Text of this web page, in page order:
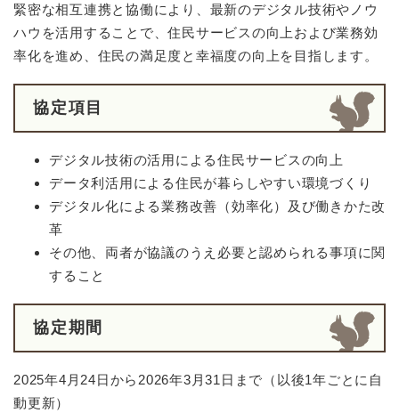
緊密な相互連携と協働により、最新のデジタル技術やノウ
ハウを活用することで、住民サービスの向上および業務効
率化を進め、住民の満足度と幸福度の向上を目指します。
協定項目
デジタル技術の活用による住民サービスの向上
データ利活用による住民が暮らしやすい環境づくり
デジタル化による業務改善（効率化）及び働きかた改
革
その他、両者が協議のうえ必要と認められる事項に関
すること
協定期間
2025年4月24日から2026年3月31日まで（以後1年ごとに自
動更新）